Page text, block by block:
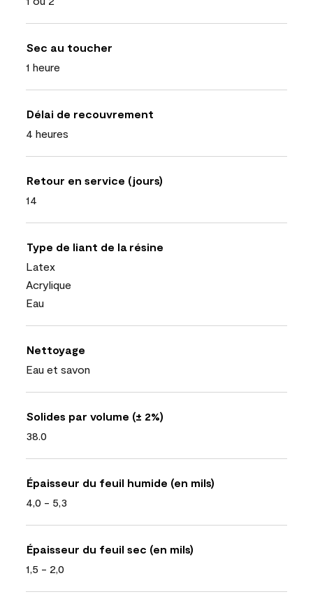
Sec au toucher
1 heure
Délai de recouvrement
4 heures
Retour en service (jours)
14
Type de liant de la résine
Latex
Acrylique
Eau
Nettoyage
Eau et savon
Solides par volume (± 2%)
38.0
Épaisseur du feuil humide (en mils)
4,0 - 5,3
Épaisseur du feuil sec (en mils)
1,5 - 2,0